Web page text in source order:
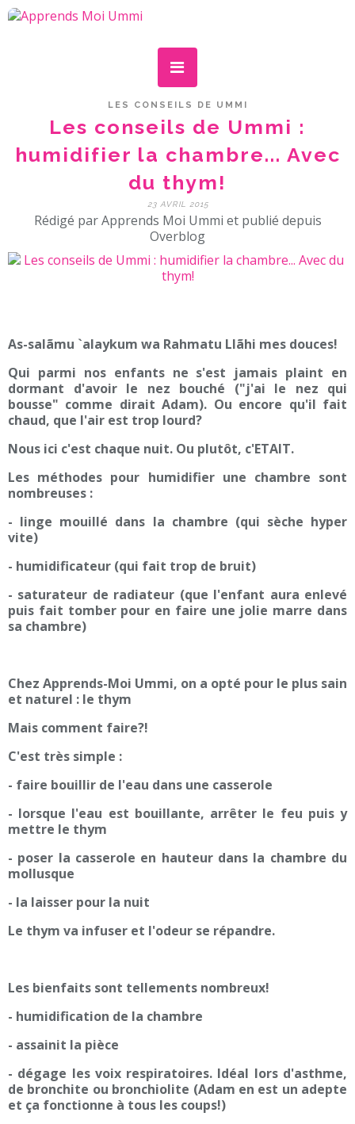
LES CONSEILS DE UMMI
Les conseils de Ummi :
humidifier la chambre... Avec
du thym!
23 AVRIL 2015
Rédigé par Apprends Moi Ummi et publié depuis
Overblog
As-salãmu `alaykum wa Rahmatu Llãhi mes douces!
Qui parmi nos enfants ne s'est jamais plaint en
dormant d'avoir le nez bouché ("j'ai le nez qui
bousse" comme dirait Adam). Ou encore qu'il fait
chaud, que l'air est trop lourd?
Nous ici c'est chaque nuit. Ou plutôt, c'ETAIT.
Les méthodes pour humidifier une chambre sont
nombreuses :
- linge mouillé dans la chambre (qui sèche hyper
vite)
- humidificateur (qui fait trop de bruit)
- saturateur de radiateur (que l'enfant aura enlevé
puis fait tomber pour en faire une jolie marre dans
sa chambre)
Chez Apprends-Moi Ummi, on a opté pour le plus sain
et naturel : le thym
Mais comment faire?!
C'est très simple :
- faire bouillir de l'eau dans une casserole
- lorsque l'eau est bouillante, arrêter le feu puis y
mettre le thym
- poser la casserole en hauteur dans la chambre du
mollusque
- la laisser pour la nuit
Le thym va infuser et l'odeur se répandre.
Les bienfaits sont tellements nombreux!
- humidification de la chambre
- assainit la pièce
- dégage les voix respiratoires. Idéal lors d'asthme,
de bronchite ou bronchiolite (Adam en est un adepte
et ça fonctionne à tous les coups!)